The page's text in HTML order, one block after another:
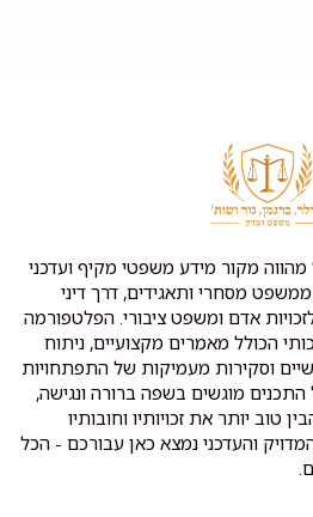
מקור מידע משפטי מקיף ועדכני
מסחרי ותאגידים, דרך דיני
אדם ומשפט ציבורי. הפלטפורמה
הכולל מאמרים מקצועיים, ניתוח
וסקירות מעמיקות של התפתחויות
מוגשים בשפה ברורה ונגישה,
יותר את זכויותיו וחובותיו
והעדכני נמצא כאן עבורכם - הכל